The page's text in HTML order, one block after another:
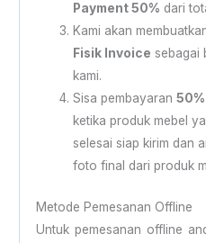
Payment 50% dari
Kami akan
Fisik Invoice sebagai
kami.
Sisa pembayaran 50%
ketika produk mebel
selesai siap kirim dan
foto final dari produk
Metode Pemesanan Offline
Untuk pemesanan offline